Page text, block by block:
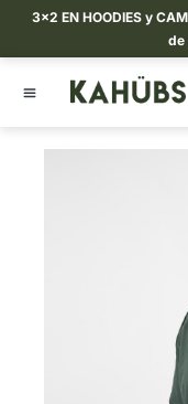
contenido
3×2 EN HOODIES y
de